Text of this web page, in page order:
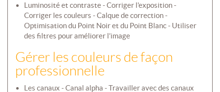
Luminosité et contraste - Corriger l'exposition -
Corriger les couleurs - Calque de correction -
Optimisation du Point Noir et du Point Blanc - Utiliser
des filtres pour améliorer l’image
Gérer les couleurs de façon
professionnelle
Les canaux - Canal alpha - Travailler avec des canaux